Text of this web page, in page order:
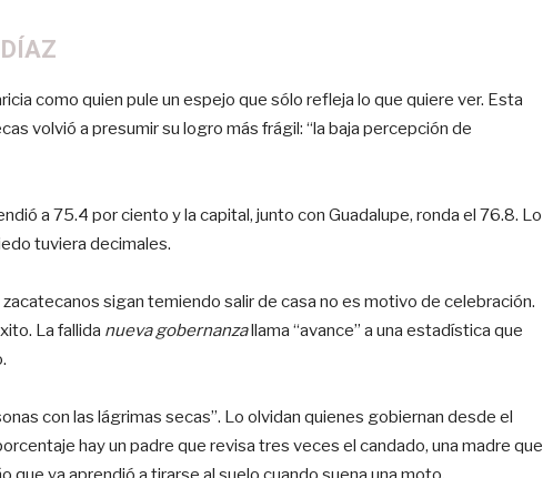
como quien pule un espejo que sólo refleja lo que quiere ver. Esta
volvió a presumir su logro más frágil: “la baja percepción de
a 75.4 por ciento y la capital, junto con Guadalupe, ronda el 76.8. Lo
tuviera decimales.
sigan temiendo salir de casa no es motivo de celebración.
La fallida nueva gobernanzallama “avance” a una estadística que
con las lágrimas secas”. Lo olvidan quienes gobiernan desde el
hay un padre que revisa tres veces el candado, una madre que